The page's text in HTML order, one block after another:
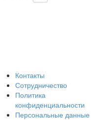
Контакты
Сотрудничество
Политика
конфиденциальности
Персональные данные